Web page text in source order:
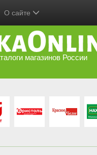
О сайте
магазинов России